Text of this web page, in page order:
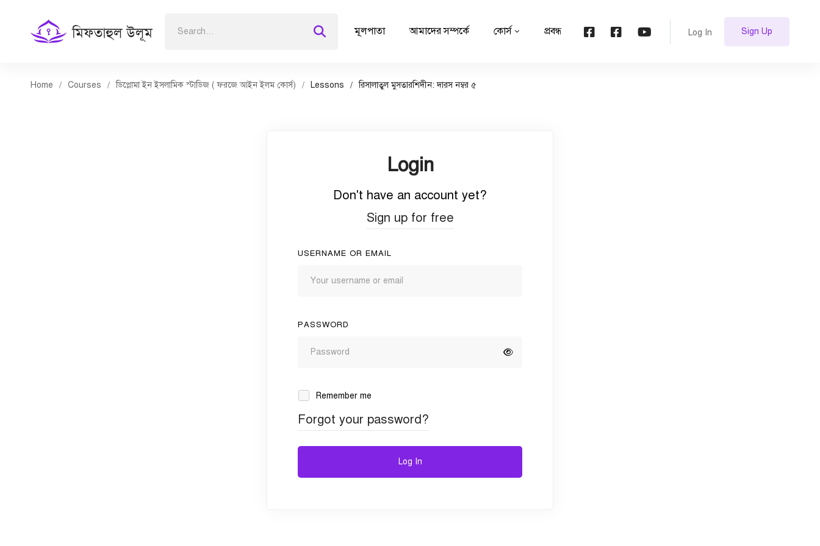
Search
মূলপাতা আমাদের সম্পর্কে কোর্স প্রবন্ধ Log In Sign Up
Home Courses ডিপ্লোমা ইন ইসলামিক স্টাডিজ ( ফরজে আইন ইলম কোর্স) Lessons রিসালাতুল মুসতারশিদীন: দারস নম্বর ৫
Login
Don't have an account yet?
Sign up for free
USERNAME OR EMAIL
PASSWORD
Remember me
Forgot your password?
Log In